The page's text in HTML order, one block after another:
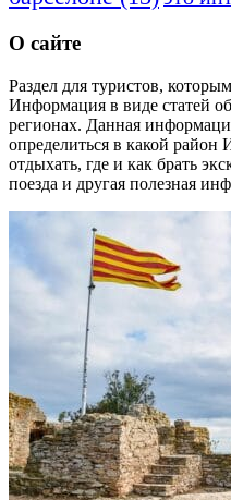
О сайте
Раздел для туристов,
Информация в виде статей
регионах. Данная
определиться в какой
отдыхать, где и как брать
поезда и другая полезная